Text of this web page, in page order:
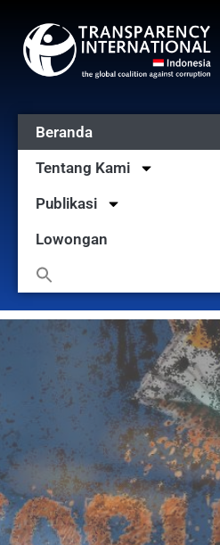
Beranda
Tentang Kami
Publikasi
Lowongan